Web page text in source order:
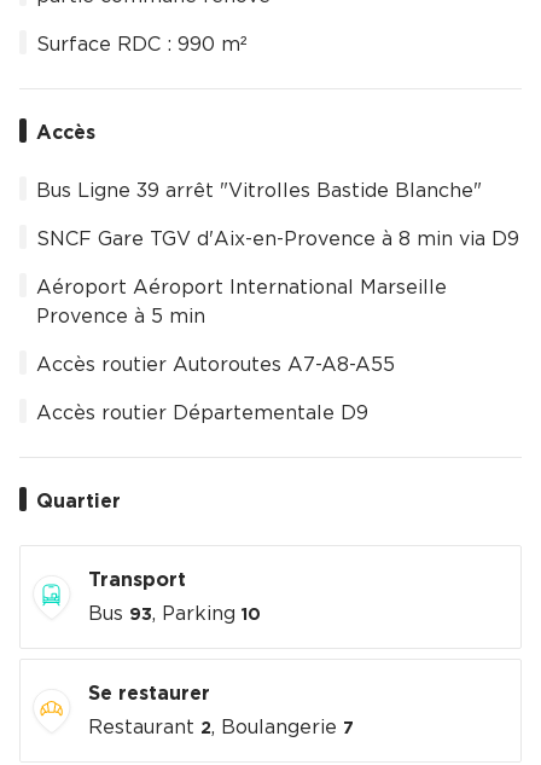
Surface RDC : 990 m²
Accès
Bus Ligne 39 arrêt "Vitrolles Bastide Blanche"
SNCF Gare TGV d'Aix-en-Provence à 8 min via D9
Aéroport Aéroport International Marseille
Provence à 5 min
Accès routier Autoroutes A7-A8-A55
Accès routier Départementale D9
Quartier
Transport
Bus 93, Parking 10
Se restaurer
Restaurant 2, Boulangerie 7